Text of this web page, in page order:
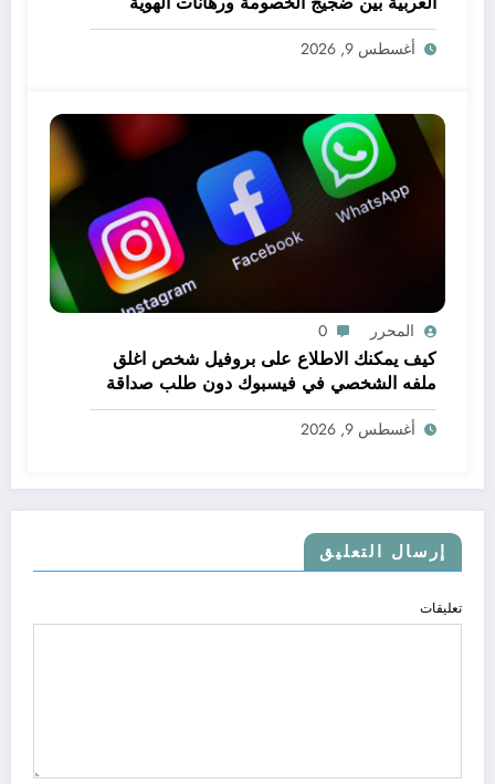
أغسطس 9, 2026
المحرر 0
كيف يمكنك الاطلاع على بروفيل شخص اغلق
ملفه الشخصي في فيسبوك دون طلب صداقة
.. الاطلاع على محتوى صفحة شخص اغلق ملفه
الشخصي في فيسبوك دون طلب صداقة
أغسطس 9, 2026
إرسال التعليق
تعليقات